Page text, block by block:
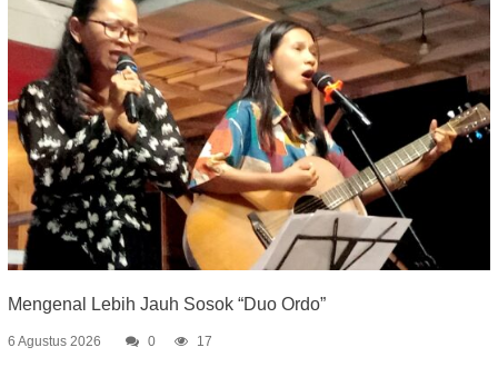
Mengenal Lebih Jauh Sosok “Duo Ordo”
6 Agustus 2026 0 17